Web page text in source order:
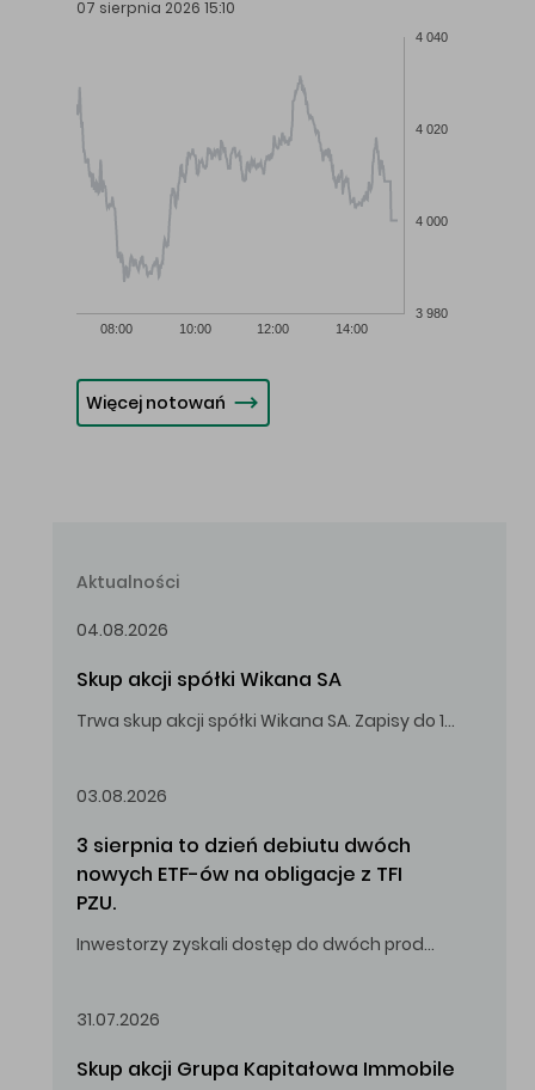
07 sierpnia 2026 15:10
08:00 10:00 12:00 14:00
3 980
4 000
4 020
4 040
Więcej notowań
Aktualności
04.08.2026
Skup akcji spółki Wikana SA
Trwa skup akcji spółki Wikana SA. Zapisy do 14.08.2026 r. do godz. 16.00.
03.08.2026
3 sierpnia to dzień debiutu dwóch
nowych ETF-ów na obligacje z TFI
PZU.
Inwestorzy zyskali dostęp do dwóch produktów umożliwiających inwestowanie w obligacje skarbowe.
31.07.2026
Skup akcji Grupa Kapitałowa Immobile